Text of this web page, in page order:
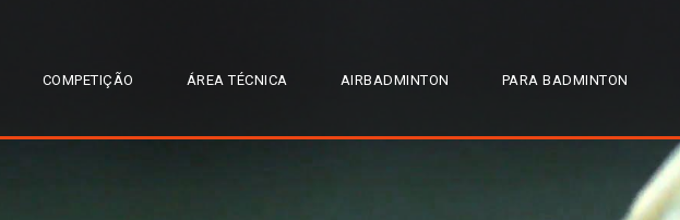
COMPETIÇÃO ÁREA TÉCNICA AIRBADMINTON PARA BADMINTON